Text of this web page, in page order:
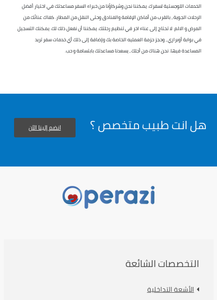
الخدمات اللوجستية لسفرك. يمكننا نحن وشركاؤنا من خبراء السفر مساعدتك في اختيار أفضل
الرحلات الجوية ، بالقرب من أماكن الإقامة والفنادق وحتى النقل من المطار. كفاك عنائك من
المرض و الالم. لا تحتاج إلى عناء اخر في تنظيم رحلتك. يمكننا أن نفعل ذلك لك. يمكنك التسجيل
في بوابة أوبرازي ، وحجز حزمة العمليه الخاصة بك وإضافة إلى ذلك أي خدمات سفر تريد
المساعدة فيها. نحن هناك من أجلك ، يسعدنا مساعدتك بابتسامة و حب.
هل انت طبيب متخصص ؟ انضم إلينا الآن
التخصصات الشائعة
الأشعة التداخلية